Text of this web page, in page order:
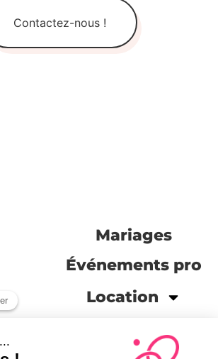
Contactez-nous !
votre
rêve.
Accès à
Mariages
Événements pro
Location